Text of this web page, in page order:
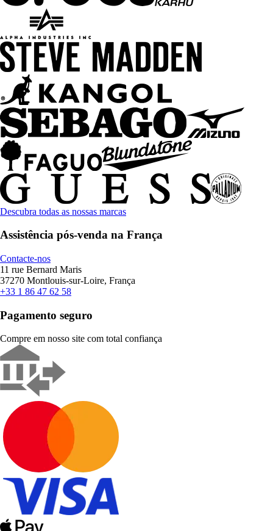
Descubra todas as nossas marcas
Assistência pós-venda na França
Contacte-nos
11 rue Bernard Maris
37270 Montlouis-sur-Loire, França
+33 1 86 47 62 58
Pagamento seguro
Compre em nosso site com total confiança